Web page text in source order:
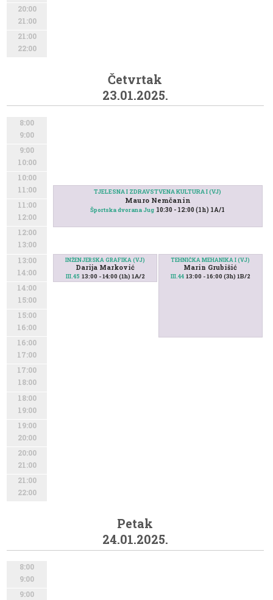
20:00
21:00
21:00
22:00
Četvrtak
23.01.2025.
8:00
9:00
9:00
10:00
10:00
11:00
11:00
12:00
12:00
13:00
13:00
14:00
14:00
15:00
15:00
16:00
16:00
17:00
17:00
18:00
18:00
19:00
19:00
20:00
20:00
21:00
21:00
22:00
INŽENJERSKA GRAFIKA (VJ)
Darija Marković
III.45 13:00 - 14:00 (1h) 1A/2
TEHNIČKA MEHANIKA I (VJ)
Marin Grubišić
III.44 13:00 - 16:00 (3h) 1B/2
TJELESNA I ZDRAVSTVENA KULTURA I (VJ)
Mauro Nemčanin
Športska dvorana Jug 10:30 - 12:00 (1h) 1A/1
Petak
24.01.2025.
8:00
9:00
9:00